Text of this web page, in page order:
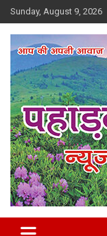
Skip
to
content
Sunday, August 9, 2026
Pahadvasi